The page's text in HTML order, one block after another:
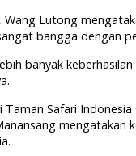
Lutong
bangga dengan
banyak
Safari
mengatakan